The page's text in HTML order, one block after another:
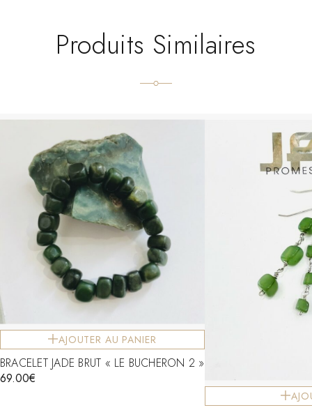
Produits Similaires
AJOUTER AU PANIER
BRACELET JADE BRUT « LE BUCHERON 2 »
69.00€